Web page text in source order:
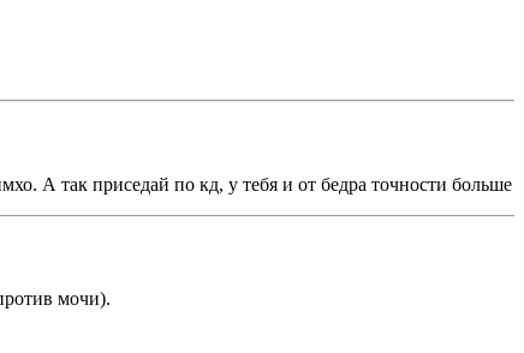
А так приседай по кд, у тебя и от бедра точности больше
мочи).